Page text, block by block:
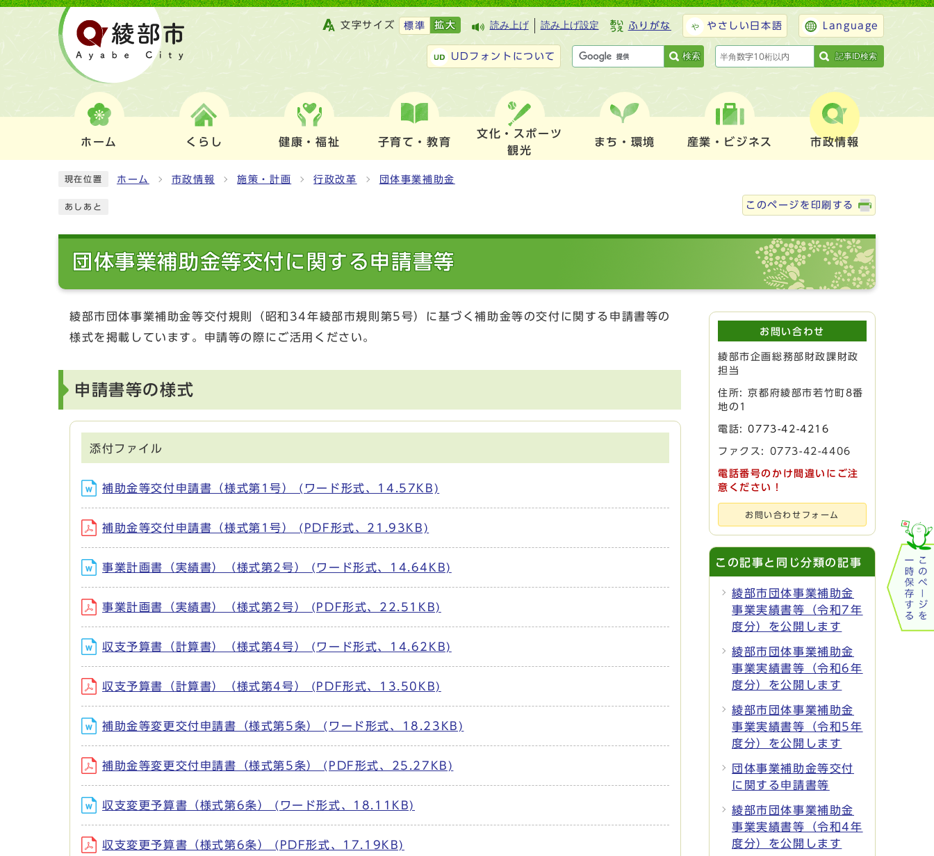
文字サイズ 標準 拡大 読み上げ 読み上げ設定 ふりがな やさしい日本語 Language
UDフォントについて 検索 記事ID検索
ホーム くらし 健康・福祉 子育て・教育
文化・スポーツ
観光
まち・環境 産業・ビジネス 市政情報
現在位置 ホーム 市政情報 施策・計画 行政改革 団体事業補助金
あしあと このページを印刷する
団体事業補助金等交付に関する申請書等
綾部市団体事業補助金等交付規則（昭和34年綾部市規則第5号）に基づく補助金等の交付に関する申請書等の
様式を掲載しています。申請等の際にご活用ください。
申請書等の様式
添付ファイル
補助金等交付申請書（様式第1号） (ワード形式、14.57KB)
補助金等交付申請書（様式第1号） (PDF形式、21.93KB)
事業計画書（実績書）（様式第2号） (ワード形式、14.64KB)
事業計画書（実績書）（様式第2号） (PDF形式、22.51KB)
収支予算書（計算書）（様式第4号） (ワード形式、14.62KB)
収支予算書（計算書）（様式第4号） (PDF形式、13.50KB)
補助金等変更交付申請書（様式第5条） (ワード形式、18.23KB)
補助金等変更交付申請書（様式第5条） (PDF形式、25.27KB)
収支変更予算書（様式第6条） (ワード形式、18.11KB)
収支変更予算書（様式第6条） (PDF形式、17.19KB)
お問い合わせ
綾部市企画総務部財政課財政
担当
住所: 京都府綾部市若竹町8番
地の1
電話:0773-42-4216
ファクス: 0773-42-4406
電話番号のかけ間違いにご注
意ください！
お問い合わせフォーム
この記事と同じ分類の記事
綾部市団体事業補助金
事業実績書等（令和7年
度分）を公開します
綾部市団体事業補助金
事業実績書等（令和6年
度分）を公開します
綾部市団体事業補助金
事業実績書等（令和5年
度分）を公開します
団体事業補助金等交付
に関する申請書等
綾部市団体事業補助金
事業実績書等（令和4年
度分）を公開します